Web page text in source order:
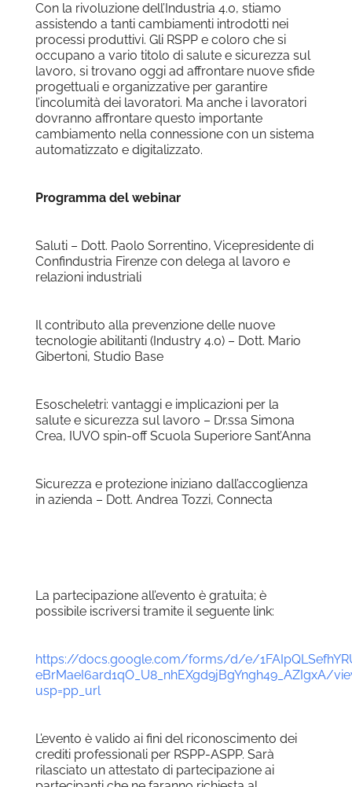
Con la rivoluzione dell’Industria 4.0, stiamo
assistendo a tanti cambiamenti introdotti nei
processi produttivi. Gli RSPP e coloro che si
occupano a vario titolo di salute e sicurezza sul
lavoro, si trovano oggi ad affrontare nuove sfide
progettuali e organizzative per garantire
l’incolumità dei lavoratori. Ma anche i lavoratori
dovranno affrontare questo importante
cambiamento nella connessione con un sistema
automatizzato e digitalizzato.
Programma del webinar
Saluti – Dott. Paolo Sorrentino, Vicepresidente di
Confindustria Firenze con delega al lavoro e
relazioni industriali
Il contributo alla prevenzione delle nuove
tecnologie abilitanti (Industry 4.0) – Dott. Mario
Gibertoni, Studio Base
Esoscheletri: vantaggi e implicazioni per la
salute e sicurezza sul lavoro – Dr.ssa Simona
Crea, IUVO spin-off Scuola Superiore Sant’Anna
Sicurezza e protezione iniziano dall’accoglienza
in azienda – Dott. Andrea Tozzi, Connecta
La partecipazione all’evento è gratuita; è
possibile iscriversi tramite il seguente link:
https://docs.google.com/forms/d/e/
eBrMaeI6ard1qO_U8_nhEXgd9jBgYngh49_AZIgxA/
usp=pp_url
L’evento è valido ai fini del riconoscimento dei
crediti professionali per RSPP-ASPP. Sarà
rilasciato un attestato di partecipazione ai